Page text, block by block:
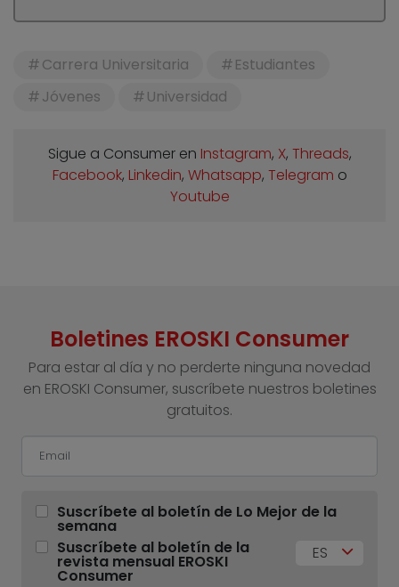
Carrera Universitaria
Estudiantes
Jóvenes
Universidad
Sigue a Consumer en Instagram, X, Threads,
Facebook, Linkedin, Whatsapp, Telegram o
Youtube
Boletines EROSKI Consumer
Para estar al día y no perderte ninguna novedad
en EROSKI Consumer, suscríbete nuestros boletines
gratuitos.
Suscríbete al boletín de Lo Mejor de la
semana
Suscríbete al boletín de la
revista mensual EROSKI
Consumer
ES